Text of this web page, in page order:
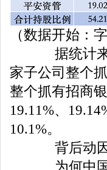
（数据开始：
据统计来
家子公司整个
整个抓有招商
19.11%、
10.1%。
背后动
为何中国